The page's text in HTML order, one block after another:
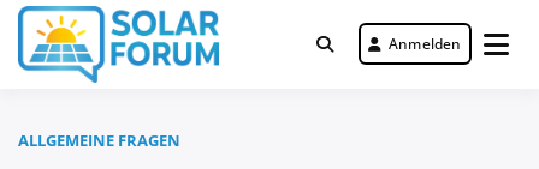
Zum
Inhalt
springen
Solar Forum
Deutschlandweit Nr. 1 Forum für
gewerbliche Solar Investments
Anmelden
ALLGEMEINE FRAGEN